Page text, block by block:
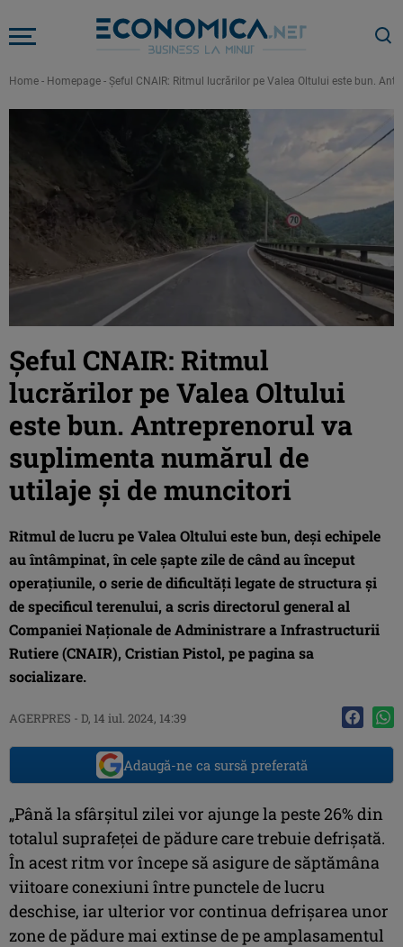
Home - Homepage - Şeful CNAIR: Ritmul lucrărilor pe Valea Oltului este bun.
Şeful CNAIR: Ritmul
lucrărilor pe Valea Oltului
este bun. Antreprenorul va
suplimenta numărul de
utilaje şi de muncitori
Ritmul de lucru pe Valea Oltului este bun, deşi echipele
au întâmpinat, în cele şapte zile de când au început
operaţiunile, o serie de dificultăţi legate de structura şi
de specificul terenului, a scris directorul general al
Companiei Naţionale de Administrare a Infrastructurii
Rutiere (CNAIR), Cristian Pistol, pe pagina sa
socializare.
AGERPRES - D, 14 iul. 2024, 14:39
Adaugă-ne ca sursă preferată
„Până la sfârşitul zilei vor ajunge la peste 26% din
totalul suprafeţei de pădure care trebuie defrişată.
În acest ritm vor începe să asigure de săptămâna
viitoare conexiuni între punctele de lucru
deschise, iar ulterior vor continua defrişarea unor
zone de pădure mai extinse de pe amplasamentul